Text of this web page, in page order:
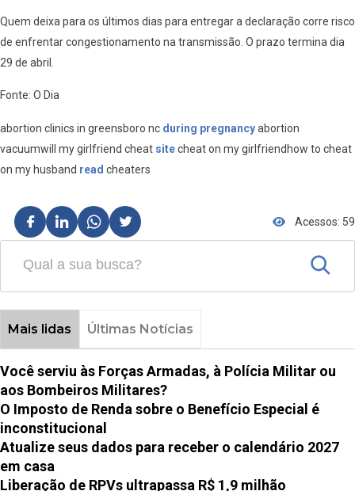
Quem deixa para os últimos dias para entregar a declaração corre risco
de enfrentar congestionamento na transmissão. O prazo termina dia
29 de abril.
Fonte: O Dia
abortion clinics in greensboro nc during pregnancyabortion
vacuumwill my girlfriend cheat sitecheat on my girlfriendhow to cheat
on my husband read cheaters
Acessos: 59
Mais lidas Últimas Notícias
Você serviu às Forças Armadas, à Polícia Militar ou
aos Bombeiros Militares?
O Imposto de Renda sobre o Benefício Especial é
inconstitucional
Atualize seus dados para receber o calendário 2027
em casa
Liberação de RPVs ultrapassa R$ 1,9 milhão